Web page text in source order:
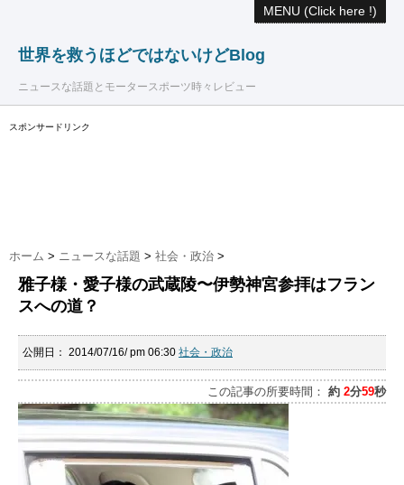
MENU (Click here !)
世界を救うほどではないけどBlog
ニュースな話題とモータースポーツ時々レビュー
スポンサードリンク
ホーム > ニュースな話題 > 社会・政治 >
雅子様・愛子様の武蔵陵〜伊勢神宮参拝はフラン
スへの道？
公開日： 2014/07/16/ pm 06:30 社会・政治
この記事の所要時間： 約 2分59秒